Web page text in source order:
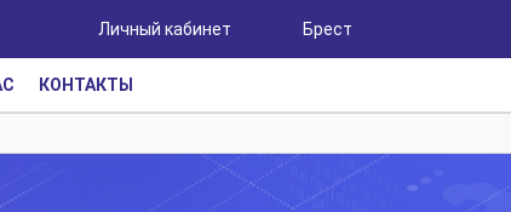
Личный кабинет Брест
КОНТАКТЫ